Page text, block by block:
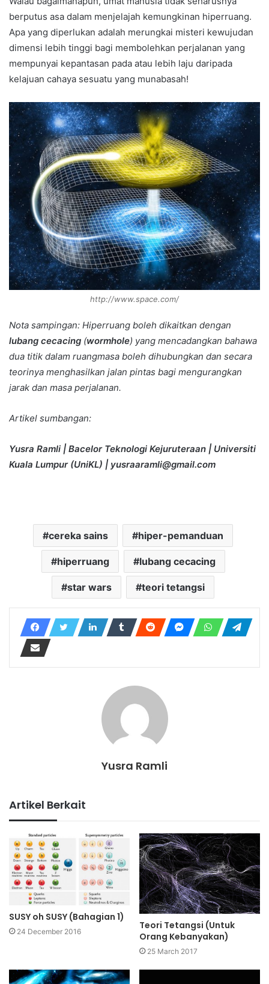
berputus asa dalam menjelajah kemungkinan hiperruang.
Apa yang diperlukan adalah merungkai misteri kewujudan
dimensi lebih tinggi bagi membolehkan perjalanan yang
mempunyai kepantasan pada atau lebih laju daripada
kelajuan cahaya sesuatu yang munabasah!
http://www.space.com/
Nota sampingan: Hiperruang boleh dikaitkan dengan
lubang cecacing (wormhole) yang mencadangkan bahawa
dua titik dalam ruangmasa boleh dihubungkan dan secara
teorinya menghasilkan jalan pintas bagi mengurangkan
jarak dan masa perjalanan.
Artikel sumbangan:
Yusra Ramli | Bacelor Teknologi Kejuruteraan | Universiti
Kuala Lumpur (UniKL) | yusraaramli@gmail.com
cereka sains hiper-pemanduan
hiperruang lubang cecacing
star wars teori tetangsi
Yusra Ramli
Artikel Berkait
SUSY oh SUSY (Bahagian 1)
24 December 2016
Teori Tetangsi (Untuk
Orang Kebanyakan)
25 March 2017